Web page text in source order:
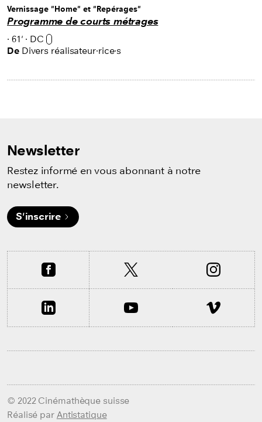
Vernissage "Home" et "Repérages"
Programme de courts métrages
· 61' · DC
De Divers réalisateur·rice·s
Newsletter
Restez informé en vous abonnant à notre
newsletter.
S'inscrire
© 2022 Cinémathèque suisse
Réalisé par Antistatique